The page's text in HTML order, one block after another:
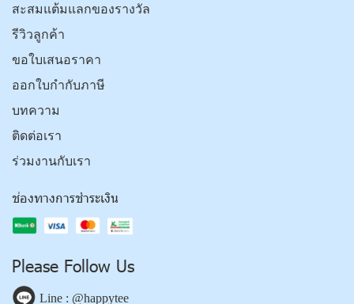
สะสมแต้มแลกของรางวัล
รีวิวลูกค้า
ขอใบเสนอราคา
ออกใบกำกับภาษี
บทความ
ติดต่อเรา
ร่วมงานกับเรา
ช่องทางการชำระเงิน
Please Follow Us
Line : @happytee